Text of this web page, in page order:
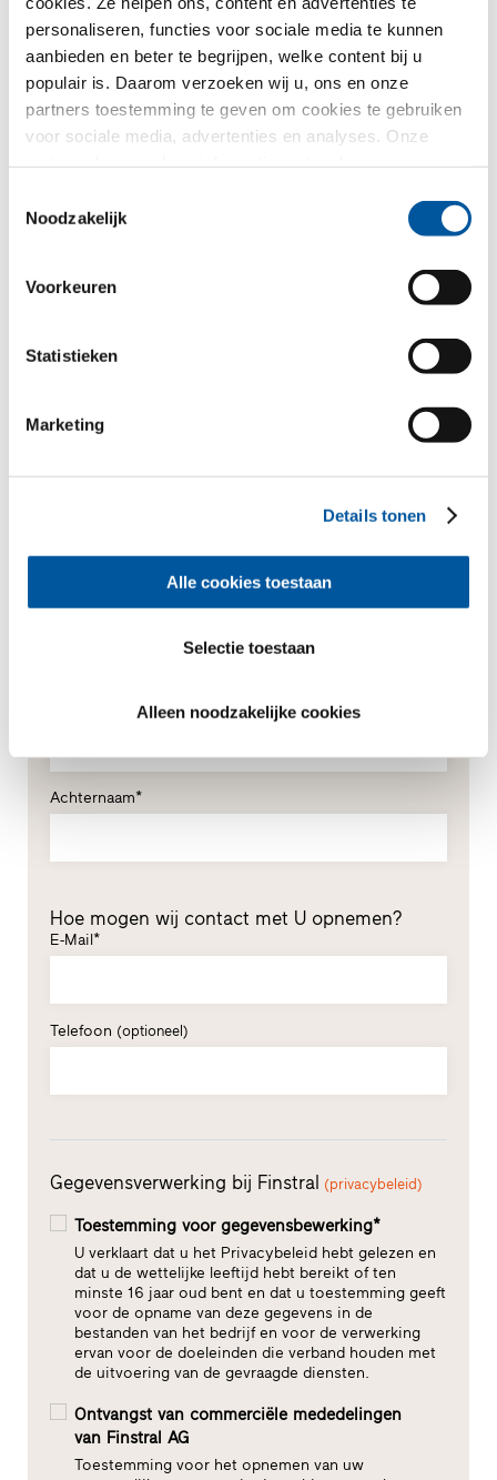
personaliseren, functies voor sociale media te kunnen
aanbieden en beter te begrijpen, welke content bij u
populair is. Daarom verzoeken wij u, ons en onze
partners toestemming te geven om cookies te gebruiken
voor sociale media, advertenties en analyses. Onze
kader van uw gebruik van de diensten hebben
Noodzakelijk
Voorkeuren
Statistieken
Marketing
Details tonen
Alle cookies toestaan
Selectie toestaan
Alleen noodzakelijke cookies
Kozijnen
Huisdeuren
Glasgevels
Nieuw-/Verbouw
Uw persoonlijke gegevens
Achternaam*
Hoe mogen wij contact met U opnemen?
E-Mail*
Telefoon (optioneel)
Gegevensverwerking bij Finstral (privacybeleid)
Toestemming voor gegevensbewerking*
U verklaart dat u het Privacybeleid hebt gelezen en
dat u de wettelijke leeftijd hebt bereikt of ten
minste 16 jaar oud bent en dat u toestemming geeft
voor de opname van deze gegevens in de
bestanden van het bedrijf en voor de verwerking
ervan voor de doeleinden die verband houden met
de uitvoering van de gevraagde diensten.
Ontvangst van commerciële mededelingen
van Finstral AG
Toestemming voor het opnemen van uw